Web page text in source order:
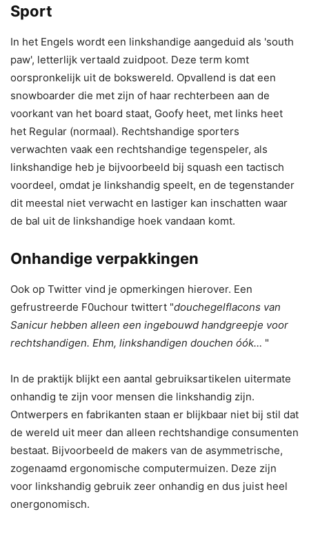
Sport
In het Engels wordt een linkshandige aangeduid als 'south
paw', letterlijk vertaald zuidpoot. Deze term komt
oorspronkelijk uit de bokswereld. Opvallend is dat een
snowboarder die met zijn of haar rechterbeen aan de
voorkant van het board staat, Goofy heet, met links heet
het Regular (normaal). Rechtshandige sporters
verwachten vaak een rechtshandige tegenspeler, als
linkshandige heb je bijvoorbeeld bij squash een tactisch
voordeel, omdat je linkshandig speelt, en de tegenstander
dit meestal niet verwacht en lastiger kan inschatten waar
de bal uit de linkshandige hoek vandaan komt.
Onhandige verpakkingen
Ook op Twitter vind je opmerkingen hierover. Een
gefrustreerde F0uchour twittert "douchegelflacons van
Sanicur hebben alleen een ingebouwd handgreepje voor
rechtshandigen. Ehm, linkshandigen douchen óók… "
In de praktijk blijkt een aantal gebruiksartikelen uitermate
onhandig te zijn voor mensen die linkshandig zijn.
Ontwerpers en fabrikanten staan er blijkbaar niet bij stil dat
de wereld uit meer dan alleen rechtshandige consumenten
bestaat. Bijvoorbeeld de makers van de asymmetrische,
zogenaamd ergonomische computermuizen. Deze zijn
voor linkshandig gebruik zeer onhandig en dus juist heel
onergonomisch.